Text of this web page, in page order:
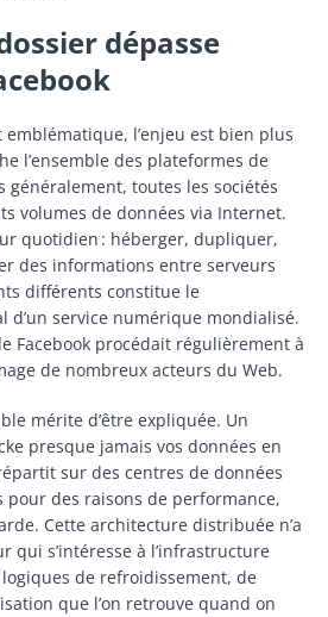
dépasse
emblématique, l’enjeu est bien plus
l’ensemble des plateformes de
généralement, toutes les sociétés
volumes de données via Internet.
quotidien : héberger, dupliquer,
des informations entre serveurs
différents constitue le
d’un service numérique mondialisé.
Facebook procédait régulièrement à
de nombreux acteurs du Web.
mérite d’être expliquée. Un
presque jamais vos données en
sur des centres de données
pour des raisons de performance,
Cette architecture distribuée n’a
qui s’intéresse à l’infrastructure
de refroidissement, de
que l’on retrouve quand on